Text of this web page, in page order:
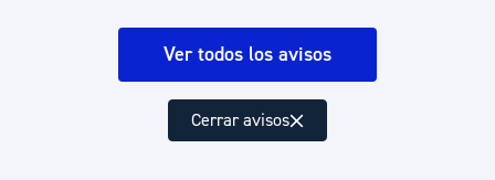
Ver todos los avisos
Cerrar avisos